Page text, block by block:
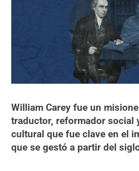
William Carey fue un
traductor, reformador social
cultural que fue clave en el
que se gestó a partir del